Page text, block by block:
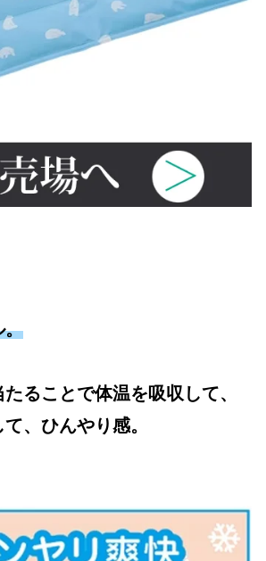
。
ることで体温を吸収して、
、ひんやり感。